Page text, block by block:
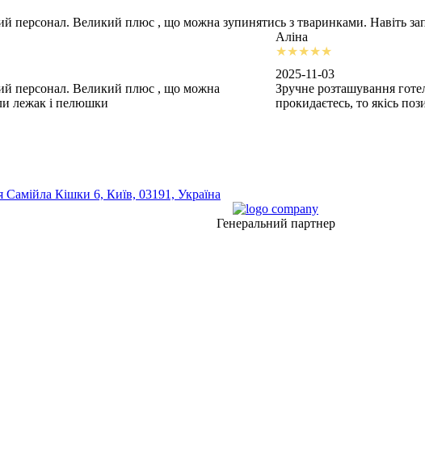
персонал. Великий плюс , що можна зупинятись з тваринками. Навіть
персонал. Великий плюс , що можна
лежак і пелюшки
Аліна
2025-11-03
Зручне розташування
прокидаєтесь, то якісь
Самійла Кішки 6, Київ, 03191, Україна
Генеральний партнер